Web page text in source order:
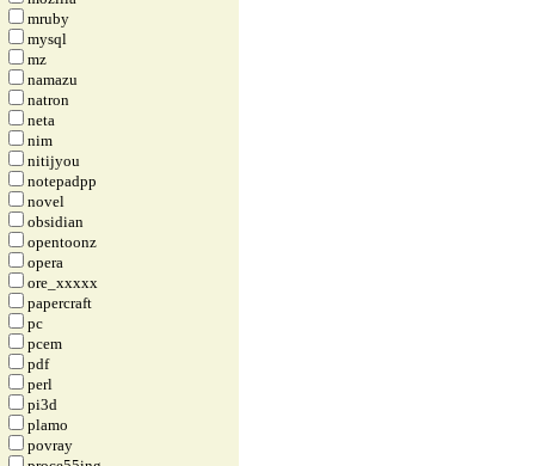
mruby
mysql
mz
namazu
natron
neta
nim
nitijyou
notepadpp
novel
obsidian
opentoonz
opera
ore_xxxxx
papercraft
pc
pcem
pdf
perl
pi3d
plamo
povray